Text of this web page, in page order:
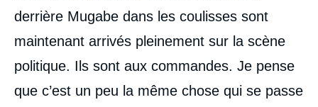
derrière Mugabe dans les coulisses sont
maintenant arrivés pleinement sur la scène
politique. Ils sont aux commandes. Je pense
que c’est un peu la même chose qui se passe